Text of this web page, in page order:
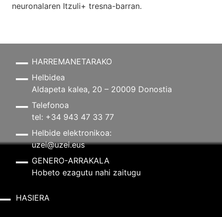
neuronalaren Itzuli+ tresna-barran.
HARREMANETARAKO
Helbidea
Aldapeta kalea, 20 – 20009 Donostia
Telefonoa
tel: +34 943 47 33 77
Helbide elektronikoa:
uzei@uzei.eus
GENERO-ARRAKALA
Hobeto ezagutu nahi zaitugu
HASIERA